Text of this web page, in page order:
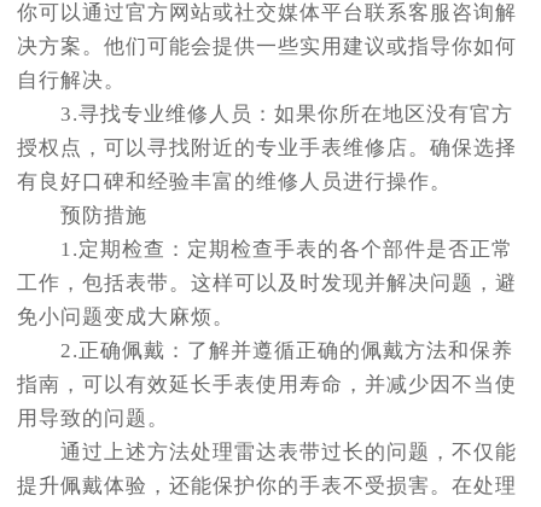
你可以通过官方网站或社交媒体平台联系客服咨询解
决方案。他们可能会提供一些实用建议或指导你如何
自行解决。
3.寻找专业维修人员：如果你所在地区没有官方
授权点，可以寻找附近的专业手表维修店。确保选择
有良好口碑和经验丰富的维修人员进行操作。
预防措施
1.定期检查：定期检查手表的各个部件是否正常
工作，包括表带。这样可以及时发现并解决问题，避
免小问题变成大麻烦。
2.正确佩戴：了解并遵循正确的佩戴方法和保养
指南，可以有效延长手表使用寿命，并减少因不当使
用导致的问题。
通过上述方法处理雷达表带过长的问题，不仅能
提升佩戴体验，还能保护你的手表不受损害。在处理